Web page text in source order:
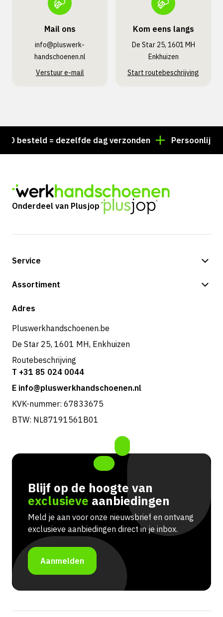
Mail ons
info@pluswerk­
handschoenen.nl
Verstuur e-mail
Kom eens langs
De Star 25, 1601 MH
Enkhuizen
Start routebeschrijving
= dezelfde dag verzonden Persoonlijk
Onderdeel van Plusjop
Service
Betalingsmogelijkheden
Assortiment
Shop
Adres
Pluswerkhandschoenen.be
De Star 25, 1601 MH, Enkhuizen
Routebeschrijving
T +31 85 024 0044
E info@pluswerkhandschoenen.nl
KVK-nummer: 67833675
BTW: NL87191561B01
Blijf op de hoogte van
exclusieve aanbiedingen
Meld je aan voor onze nieuwsbrief en ontvang
exclusieve aanbiedingen direct in je inbox.
Aanmelden